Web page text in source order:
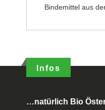
Bindemittel aus
Infos
…natürlich Bio